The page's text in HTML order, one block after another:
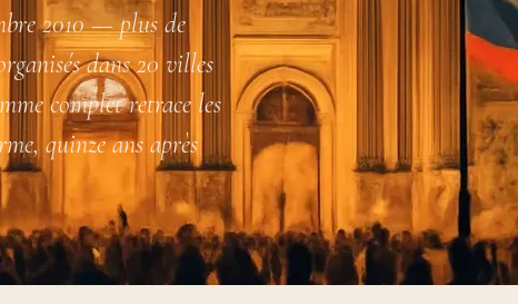
2010 — plus de
dans 20 villes
complet retrace les
quinze ans après